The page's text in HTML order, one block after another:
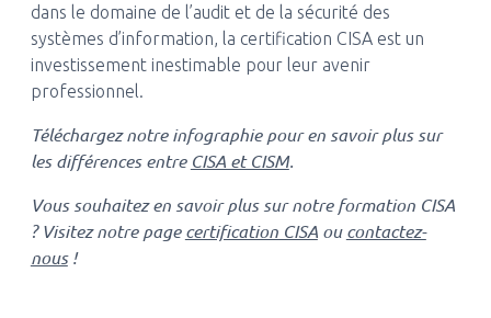
dans le domaine de l’audit et de la sécurité des
systèmes d’information, la certification CISA est un
investissement inestimable pour leur avenir
professionnel.
Téléchargez notre infographie pour en savoir plus sur
les différences entre CISA et CISM.
Vous souhaitez en savoir plus sur notre formation CISA
? Visitez notre pagecertification CISAoucontactez-
nous!